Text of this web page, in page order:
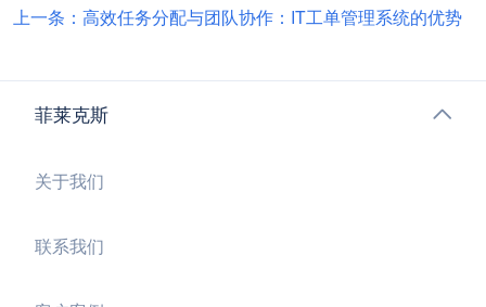
上一条：高效任务分配与团队协作：IT工单管理系统的优势
菲莱克斯
关于我们
联系我们